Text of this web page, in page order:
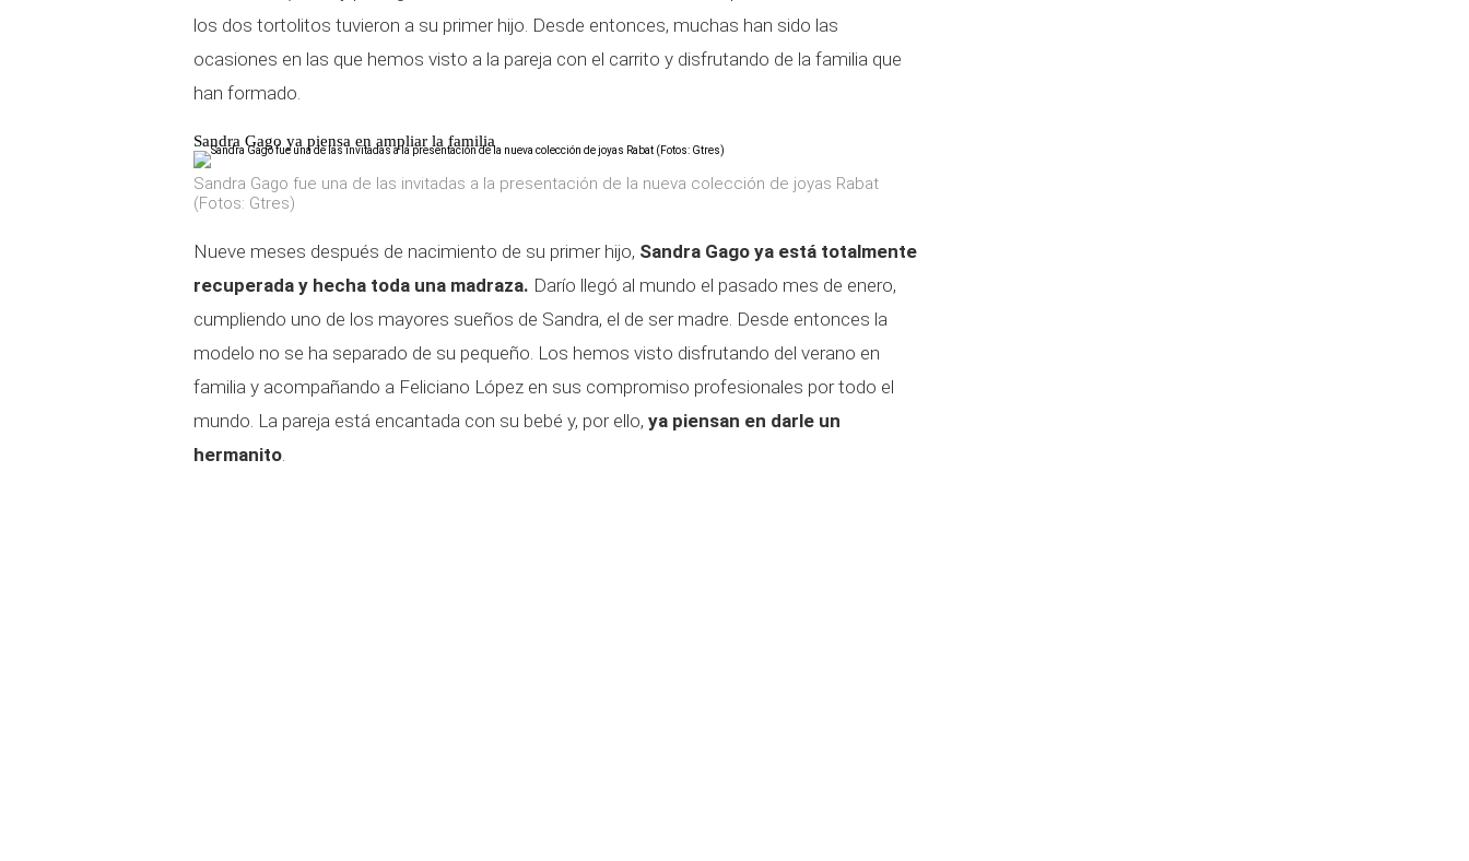
los dos tortolitos tuvieron a su primer hijo. Desde entonces, muchas han sido las
ocasiones en las que hemos visto a la pareja con el carrito y disfrutando de la familia que
han formado.
Sandra Gago ya piensa en ampliar la familia
Sandra Gago fue una de las invitadas a la presentación de la nueva colección de joyas Rabat
(Fotos: Gtres)
Nueve meses después de nacimiento de su primer hijo, Sandra Gago ya está totalmente
recuperada y hecha toda una madraza. Darío llegó al mundo el pasado mes de enero,
cumpliendo uno de los mayores sueños de Sandra, el de ser madre. Desde entonces la
modelo no se ha separado de su pequeño. Los hemos visto disfrutando del verano en
familia y acompañando a Feliciano López en sus compromiso profesionales por todo el
mundo. La pareja está encantada con su bebé y, por ello, ya piensan en darle un
hermanito.